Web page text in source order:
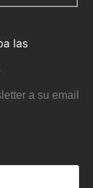
las
a su email